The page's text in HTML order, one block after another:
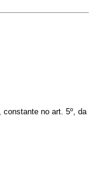
constante no art. 5º, da